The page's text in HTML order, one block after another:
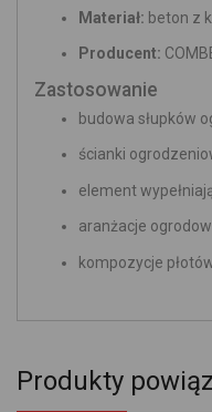
Materiał: beton z
Producent:
Zastosowanie
budowa słupków
ścianki
element
aranżacje
kompozycje
Produkty